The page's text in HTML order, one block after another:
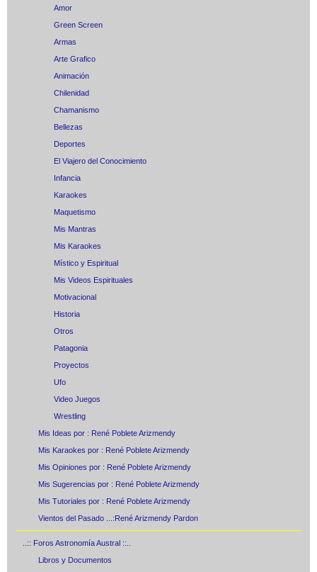
Amor
Green Screen
Armas
Arte Grafico
Animación
Chilenidad
Chamanismo
Bellezas
Deportes
El Viajero del Conocimiento
Infancia
Karaokes
Maquetismo
Mis Mantras
Mis Karaokes
Místico y Espiritual
Mis Videos Espirituales
Motivacional
Historia
Otros
Patagonia
Proyectos
Ufo
Video Juegos
Wrestling
Mis Ideas por : René Poblete Arizmendy
Mis Karaokes por : René Poblete Arizmendy
Mis Opiniones por : René Poblete Arizmendy
Mis Sugerencias por : René Poblete Arizmendy
Mis Tutoriales por : René Poblete Arizmendy
Vientos del Pasado ...:René Arizmendy Pardon
..:: Foros Astronomía Austral ::..
Libros y Documentos